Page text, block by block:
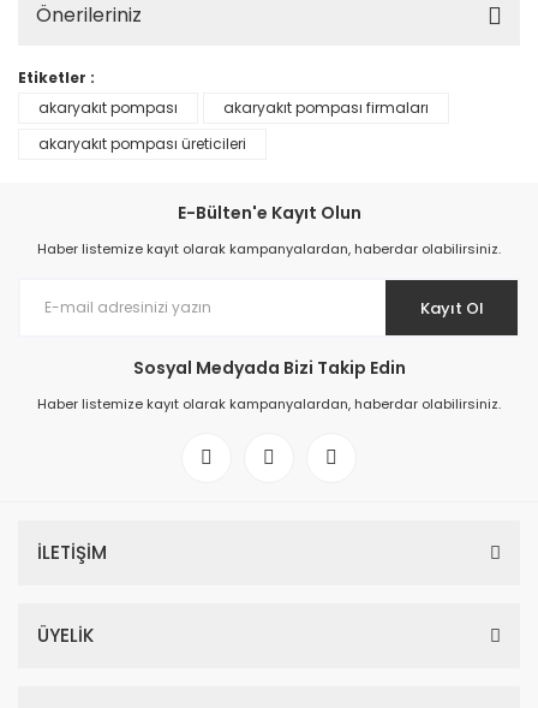
Önerileriniz
Etiketler :
akaryakıt pompası
akaryakıt pompası firmaları
akaryakıt pompası üreticileri
E-Bülten'e Kayıt Olun
Haber listemize kayıt olarak kampanyalardan, haberdar olabilirsiniz.
Kayıt Ol
Sosyal Medyada Bizi Takip Edin
Haber listemize kayıt olarak kampanyalardan, haberdar olabilirsiniz.
İLETİŞİM
ÜYELİK